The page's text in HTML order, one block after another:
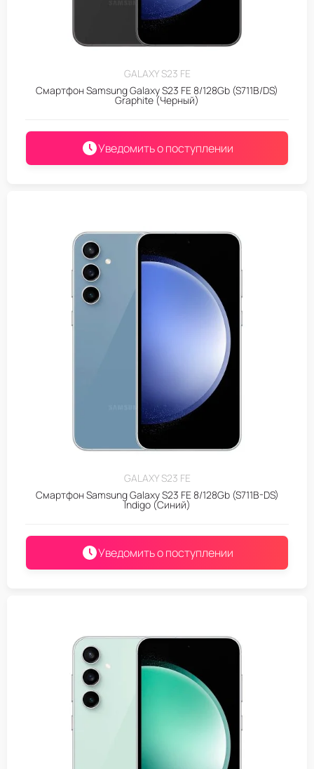
GALAXY S23 FE
Смартфон Samsung Galaxy S23 FE 8/128Gb (S711B/DS)
Graphite (Черный)
Уведомить о поступлении
GALAXY S23 FE
Смартфон Samsung Galaxy S23 FE 8/128Gb (S711B-DS)
Indigo (Синий)
Уведомить о поступлении